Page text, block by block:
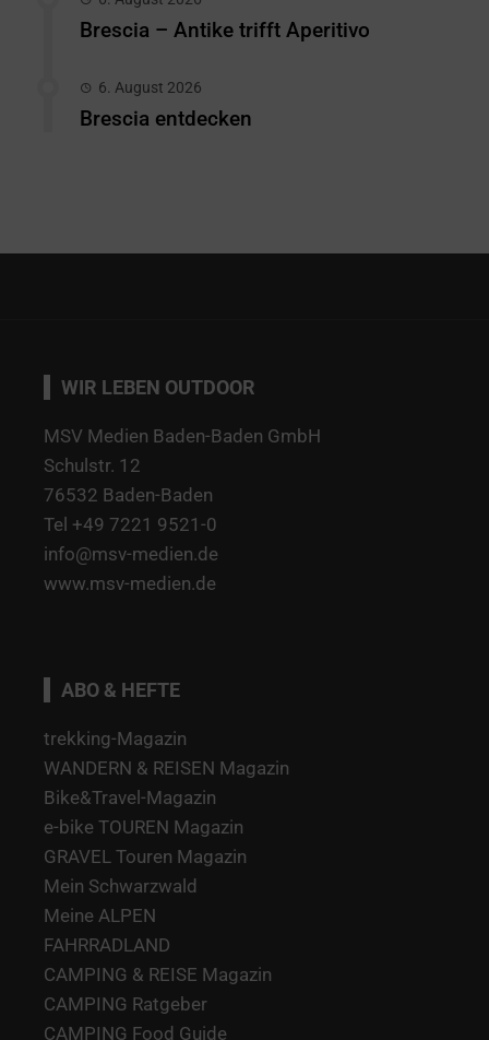
Brescia – Antike trifft Aperitivo
6. August 2026
Brescia entdecken
WIR LEBEN OUTDOOR
MSV Medien Baden-Baden GmbH
Schulstr. 12
76532 Baden-Baden
Tel +49 7221 9521-0
info@msv-medien.de
www.msv-medien.de
ABO & HEFTE
trekking-Magazin
WANDERN & REISEN Magazin
Bike&Travel-Magazin
e-bike TOUREN Magazin
GRAVEL Touren Magazin
Mein Schwarzwald
Meine ALPEN
FAHRRADLAND
CAMPING & REISE Magazin
CAMPING Ratgeber
CAMPING Food Guide